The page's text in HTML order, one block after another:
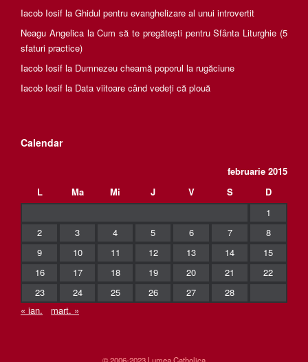
Iacob Iosif la Ghidul pentru evanghelizare al unui introvertit
Neagu AngelicalaCum să te pregătești pentru Sfânta Liturghie (5
sfaturi practice)
Iacob Iosif la Dumnezeu cheamă poporul la rugăciune
Iacob Iosif la Data viitoare când vedeți că plouă
Calendar
februarie 2015
L
Ma Mi J V S
D
1
2
3 4 5 6 7
8
9
10 11 12 13 14
15
16
17 18 19 20 21
22
23
24 25 26 27
28
« ian.
mart. »
© 2006-2023 Lumea Catholica